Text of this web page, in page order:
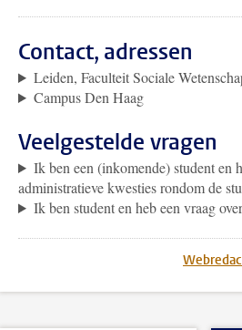
Contact, adressen
Leiden, Faculteit Sociale
Campus Den Haag
Veelgestelde vragen
Ik ben een (inkomende) student en
administratieve kwesties rondom de
Ik ben student en heb een vraag